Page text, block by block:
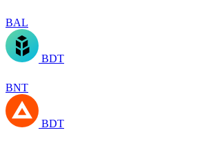
BAL
BDT
BNT
BDT